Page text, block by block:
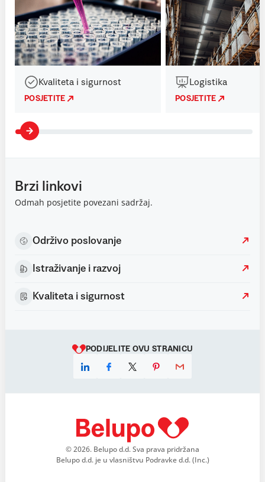
Kvaliteta i sigurnost
POSJETITE
Logistika
POSJETITE
Brzi linkovi
Odmah posjetite povezani sadržaj.
Održivo poslovanje
Istraživanje i razvoj
Kvaliteta i sigurnost
PODIJELITE OVU STRANICU
LinkedinFacebook
X PinterestE-mail
© 2026. Belupo d.d. Sva prava pridržana
Belupo d.d. je u vlasništvu Podravke d.d. (Inc.)